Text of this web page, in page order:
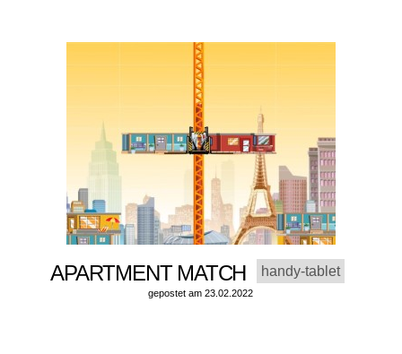
APARTMENT MATCH handy-tablet
gepostet am 23.02.2022